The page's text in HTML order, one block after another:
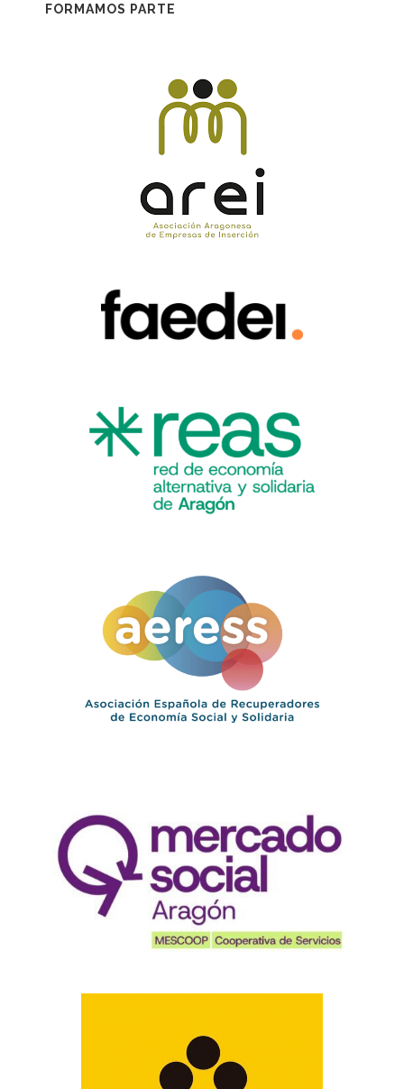
FORMAMOS PARTE